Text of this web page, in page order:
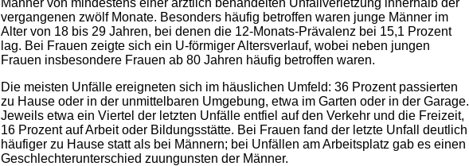
Männer von mindestens einer ärztlich behandelten Unfallverletzung innerhalb der
vergangenen zwölf Monate. Besonders häufig betroffen waren junge Männer im
Alter von 18 bis 29 Jahren, bei denen die 12-Monats-Prävalenz bei 15,1 Prozent
lag. Bei Frauen zeigte sich ein U-förmiger Altersverlauf, wobei neben jungen
Frauen insbesondere Frauen ab 80 Jahren häufig betroffen waren.
Die meisten Unfälle ereigneten sich im häuslichen Umfeld: 36 Prozent passierten
zu Hause oder in der unmittelbaren Umgebung, etwa im Garten oder in der Garage.
Jeweils etwa ein Viertel der letzten Unfälle entfiel auf den Verkehr und die Freizeit,
16 Prozent auf Arbeit oder Bildungsstätte. Bei Frauen fand der letzte Unfall deutlich
häufiger zu Hause statt als bei Männern; bei Unfällen am Arbeitsplatz gab es einen
Geschlechterunterschied zuungunsten der Männer.